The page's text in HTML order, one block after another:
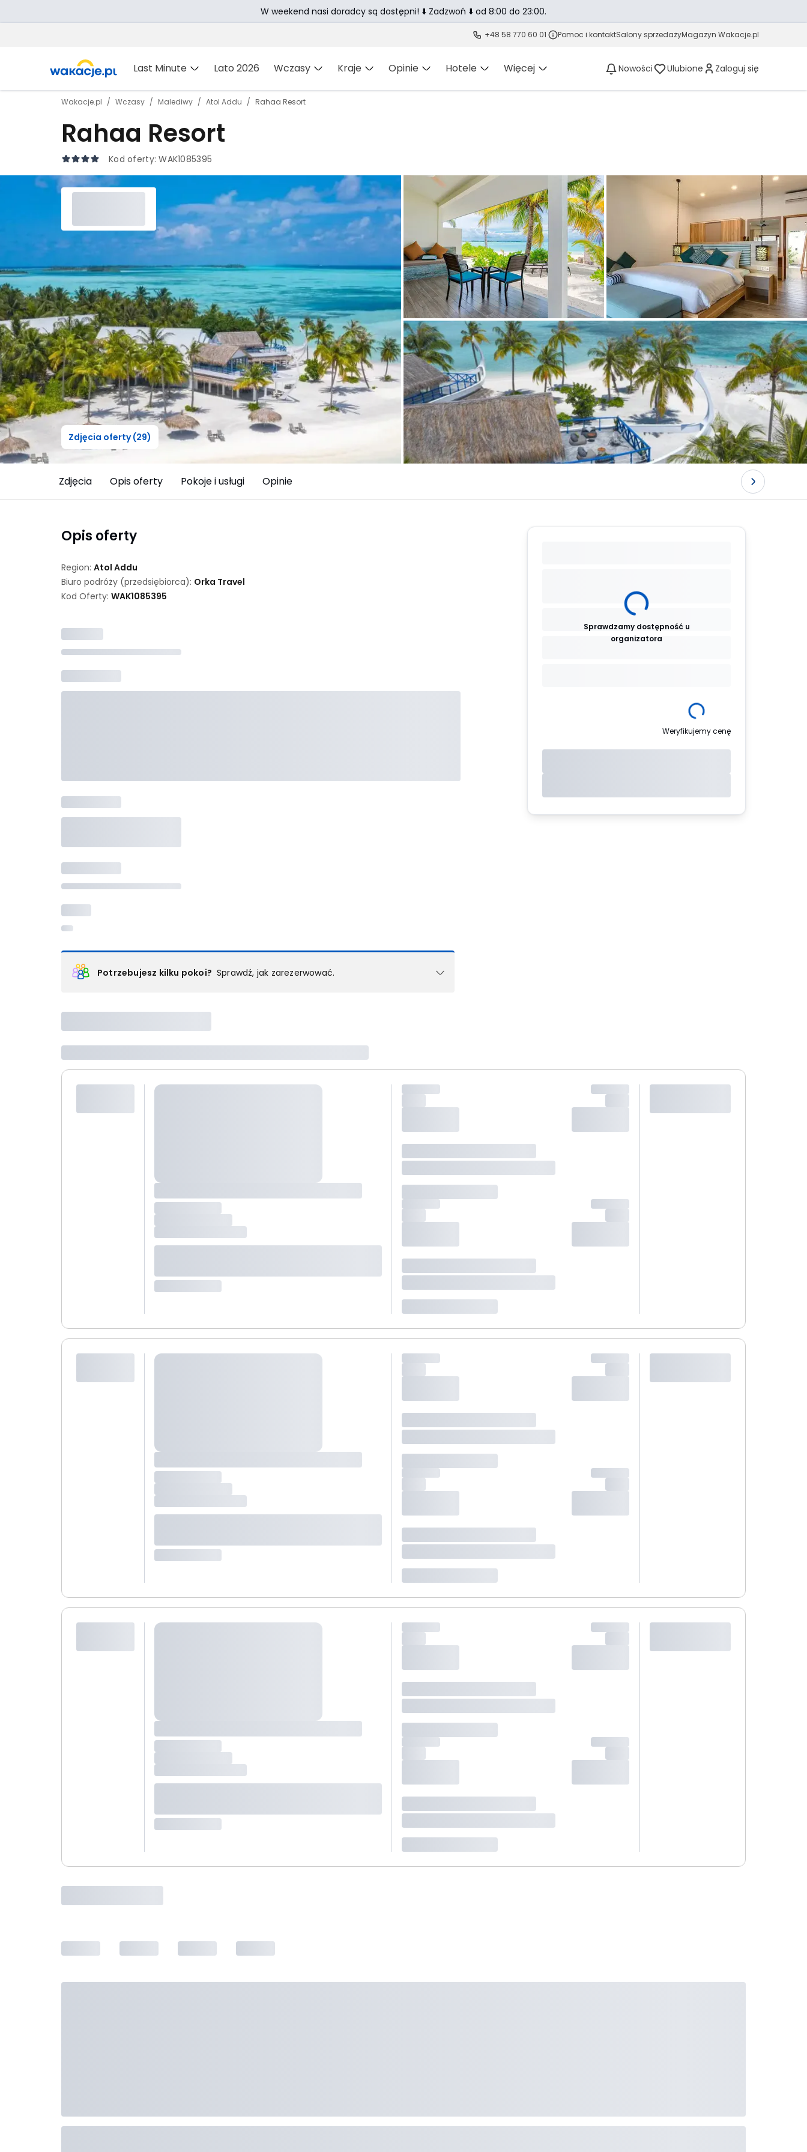
+48 58 770 60 01 Pomoc i kontaktSalony sprzedażyMagazyn Wakacje.pl
Last Minute Lato 2026 Wczasy Kraje Opinie Hotele Więcej Nowości Ulubione Zaloguj się
Wakacje.pl Wczasy Malediwy Atol Addu Rahaa Resort
Rahaa Resort
Kod oferty:WAK1085395
Zdjęcia oferty (29)
Zdjęcia Opis oferty Pokoje i usługi Opinie
Opis oferty
Region: Atol Addu
Biuro podróży (przedsiębiorca): Orka Travel
Kod Oferty: WAK1085395
Potrzebujesz kilku pokoi? Sprawdź, jak zarezerwować.
Wybierz jedną z ofert z listy i zarezerwuj ją. Zrób oddzielne rezerwacje dla każdego kolejnego pokoju
lubskontaktuj się z nami,by złożyć zamówienie u naszego doradcy.
Maksymalna liczba uczestników
Jeśli nie możesz dodać kolejnych osób, osiągnąłeś(-aś) maksymalny limit dla 1 pokoju.
Sprawdzamy dostępność u
organizatora
Weryfikujemy cenę
W weekend nasi doradcy są dostępni! ⬇️ Zadzwoń ⬇️ od 8:00 do 23:00.